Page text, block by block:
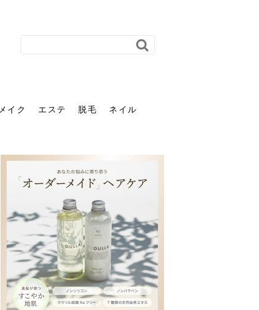
花粉で髪がパサパサするの
はなぜ？原因と落とし方・
防ぎ方を紹介
花粉の季節になると、髪がパサつく、
広がる、手触りが悪いと感じた経験は
肌に合う髪色、どう見つけ
る？「イエベ」「ブルベ」
診断と...
美容室で素敵なヘアカラーに染めても
らったのに、家に帰って鏡を見たら、
40代のパーマがダレる原因
とは？自宅でできる復活術
と長...
パーマをかけたばかりなのに、もうカ
ールがダレてしまったと感じている方
前髪を薄くするための美容
院の頼み方とは？失敗しな
いため...
前髪は薄くしたほうが今風でおしゃれ
だと思っている人は、前髪を早く変え
ヘッドスパで頭皮をケアし
よう！ヘッドスパの効果と
おすすめの人
普段目に見えない頭皮ですが、何のケ
アもせずに放っておくとダメージが蓄
ストレスで髪の毛はどう変
わる？抜け毛・パサつきの
原因と...
最近、髪のツヤがなくなったという方
や、抜け毛が増えたと悩んでいる方
40代の髪を悩みに最適！韓
国発「ダリーフ」でヘアセ
ット...
韓国コスメを使うのは若い子だけだと
思っていないでしょうか？ダリーフの
メイク
「おしゃれ」と「身だしな
み」は違う。相手に信頼感
を与え...
新しい環境に臨むとき、多くの人が意
識するのが「身だしなみ」です。特に
エステ
エステの勧誘が怖い人へ。
断ることは悪くない。自分
を守る...
「初回限定〇〇円！」そんなお得な体
験エステに行ってみたいけど、『押し
脱毛
「今さら」なんて言わせな
い。40代のVIO・顔脱毛、
賢...
40代になって、ふと自分のムダ毛のこ
とが気になり始めたけど、「今から脱
ネイル
オフィスネイルでも「キラ
キラ」はOK？派手に見えな
い上...
仕事中も、ふとした瞬間に自分の指先
を見て、気分が上がるという心ときめ
ジュベルック スキンの効果
とは？毛穴・ニキビ跡への
変化...
本気の痩身と体質改善に。
アーユルヴェーダに基づく
「イン...